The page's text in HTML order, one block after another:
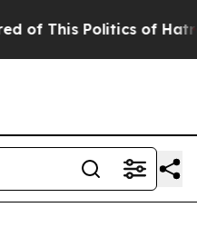
This Politics of Hatred”